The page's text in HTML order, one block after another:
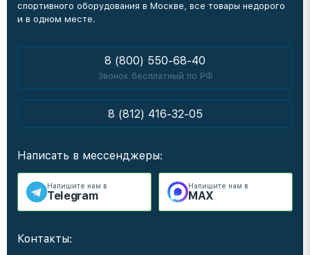
спортивного оборудования в Москве, все товары недорого
и в одном месте.
8 (800) 550-68-40
Звонок бесплатный по РФ
8 (812) 416-32-05
Написать в мессенджеры:
Напишите нам в
Telegram
Напишите нам в
MAX
Контакты: